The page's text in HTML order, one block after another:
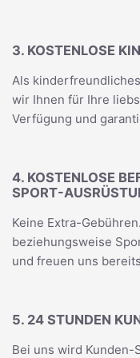
3. KOSTENLOSE
Als
wir Ihnen für Ihre
Verfügung und
4. KOSTENLOSE
SPORT-
Keine Extra-
beziehungsweise
und freuen uns
5. 24 STUNDEN
Bei uns wird